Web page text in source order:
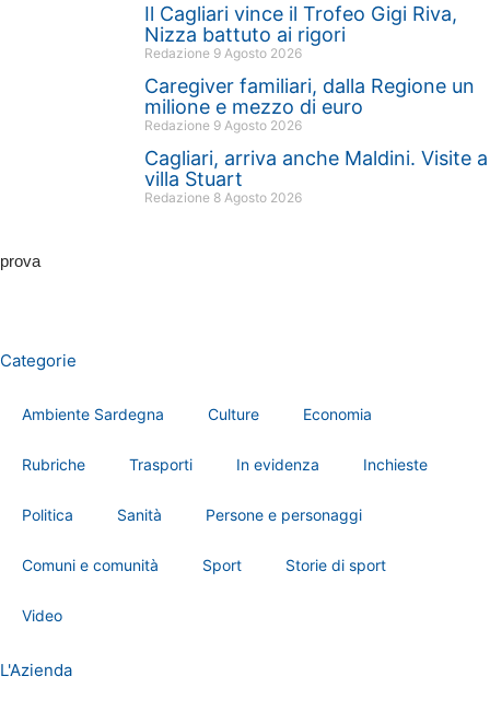
Il Cagliari vince il Trofeo Gigi Riva,
Nizza battuto ai rigori
Redazione 9 Agosto 2026
Caregiver familiari, dalla Regione un
milione e mezzo di euro
Redazione 9 Agosto 2026
Cagliari, arriva anche Maldini. Visite a
villa Stuart
Redazione 8 Agosto 2026
prova
Categorie
Ambiente Sardegna Culture Economia
Rubriche Trasporti In evidenza Inchieste
Politica Sanità Persone e personaggi
Comuni e comunità Sport Storie di sport
Video
L'Azienda